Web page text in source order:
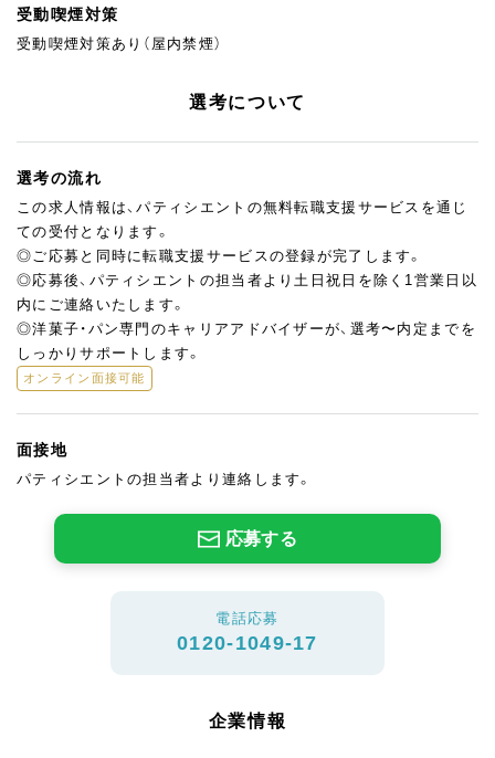
受動喫煙対策
受動喫煙対策あり（屋内禁煙）
選考について
選考の流れ
この求人情報は、パティシエントの無料転職支援サービスを通じ
ての受付となります。
◎ご応募と同時に転職支援サービスの登録が完了します。
◎応募後、パティシエントの担当者より土日祝日を除く1営業日以
内にご連絡いたします。
◎洋菓子・パン専門のキャリアアドバイザーが、選考〜内定までを
しっかりサポートします。
オンライン面接可能
面接地
パティシエントの担当者より連絡します。
応募する
電話応募
0120-1049-17
企業情報